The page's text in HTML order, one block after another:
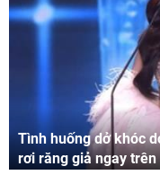
Tình huống dở khóc
rơi răng giả ngay trên